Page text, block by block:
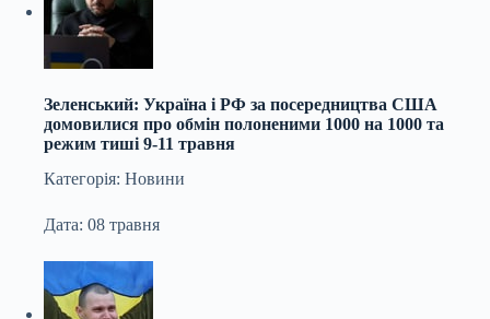
Зеленський: Україна і РФ за посередництва США
домовилися про обмін полоненими 1000 на 1000 та
режим тиші 9-11 травня
Категорія: Новини
Дата: 08 травня